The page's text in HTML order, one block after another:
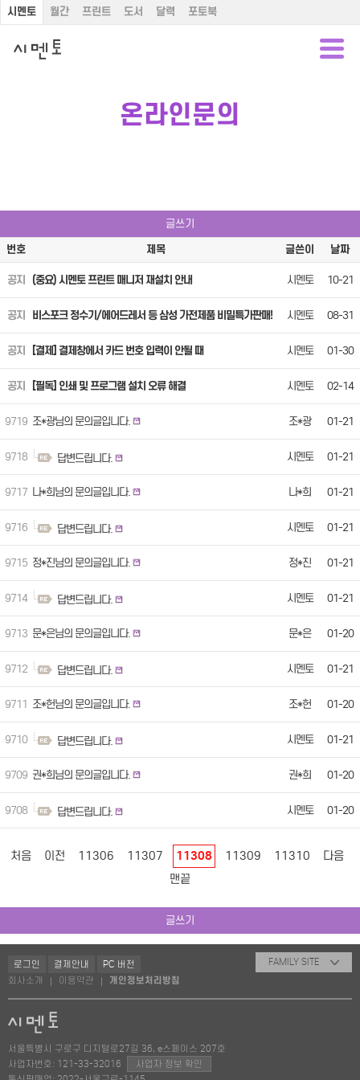
시멘토 월간 프린트 도서 달력 포토북
온라인문의
글쓰기
번호
제목 글쓴이 날짜
공지 (중요) 시멘토 프린트 매니저 재설치 안내 시멘토 10-21
공지 비스포크 정수기/에어드레서 등 삼성 가전제품 비밀특가판매! 시멘토 08-31
공지 [결제] 결제창에서 카드 번호 입력이 안될 때 시멘토 01-30
공지 [필독] 인쇄 및 프로그램 설치 오류 해결 시멘토 02-14
9719 조*광님의 문의글입니다. 조*광 01-21
9718 답변드립니다. 시멘토 01-21
9717 나*희님의 문의글입니다. 나*희 01-21
9716 답변드립니다. 시멘토 01-21
9715 정*진님의 문의글입니다. 정*진 01-21
9714 답변드립니다. 시멘토 01-21
9713 문*은님의 문의글입니다. 문*은 01-20
9712 답변드립니다. 시멘토 01-21
9711 조*헌님의 문의글입니다. 조*헌 01-20
9710 답변드립니다. 시멘토 01-21
9709 권*희님의 문의글입니다. 권*희 01-20
9708 답변드립니다. 시멘토 01-20
처음 이전 11306 11307 11308 11309 11310
다음
맨끝
글쓰기
로그인 결제안내
PC 버전
회사소개
이용약관 개인정보처리방침
FAMILY SITE
서울특별시 구로구 디지털로27길 36, e스페이스 207호
사업자번호: 121-33-32016
사업자 정보 확인